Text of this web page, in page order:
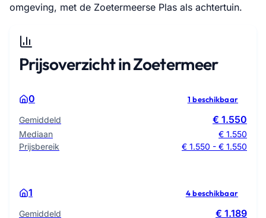
omgeving, met de Zoetermeerse Plas als achtertuin.
Prijsoverzicht in Zoetermeer
0 1 beschikbaar
Gemiddeld € 1.550
Mediaan
€ 1.550
Prijsbereik
€ 1.550 - € 1.550
1 4 beschikbaar
Gemiddeld € 1.189